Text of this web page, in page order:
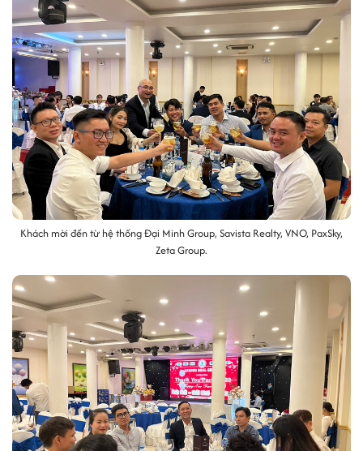
Khách mời đến từ hệ thống Đại Minh Group, Savista Realty, VNO, PaxSky,
Zeta Group.